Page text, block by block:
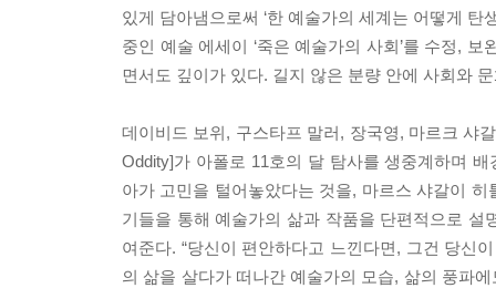
있게 담아냄으로써 ‘한 예술가의 세계는 어떻게
중인 예술 에세이 ‘죽은 예술가의 사회’를 수정,
면서도 깊이가 있다. 길지 않은 분량 안에 사회와
데이비드 보위, 구스타프 말러, 장국영, 마르크 샤
Oddity]가 아폴로 11호의 달 탐사를 생중계하며
아가 고민을 털어놓았다는 것을, 마르스 샤갈이
기들을 통해 예술가의 삶과 작품을 단편적으로 설
여준다. “당신이 편안하다고 느낀다면, 그건 당신
의 삶을 살다가 떠나간 예술가의 모습, 삶의 풍파